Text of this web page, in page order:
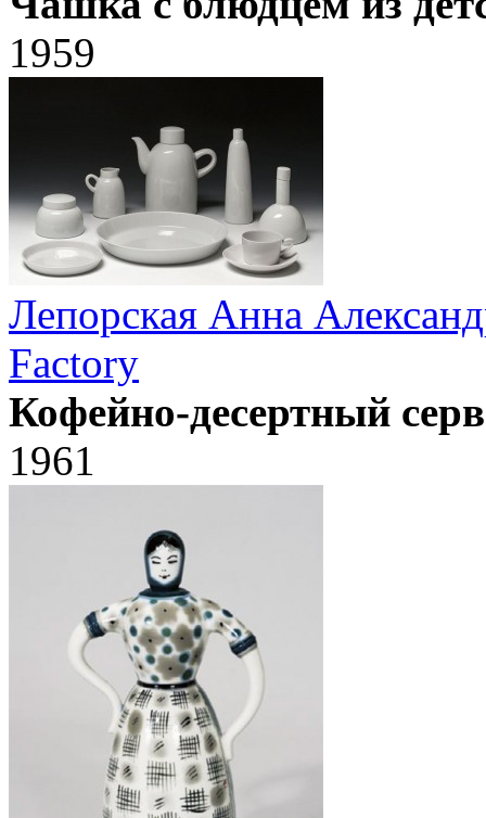
1959
Лепорская Анна
Factory
Кофейно-десертный
1961